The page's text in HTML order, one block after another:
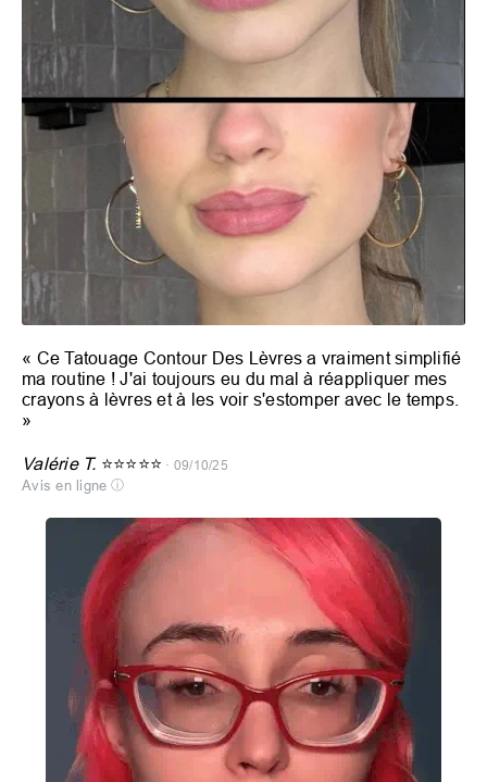
« Ce Tatouage Contour Des Lèvres a vraiment simplifié
ma routine ! J'ai toujours eu du mal à réappliquer mes
crayons à lèvres et à les voir s'estomper avec le temps.
»
Valérie T. ⭐⭐⭐⭐⭐ · 09/10/25
Avis en ligne ⓘ